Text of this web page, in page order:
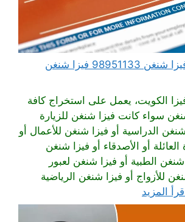
مكتب استخراج فيزا شنغن 98951133 فيزا شنغن
الكويت، يعمل على استخراج كافة
سواء كانت فيزا شنغن للزيارة
الدراسية أو فيزا شنغن للأعمال أو
أو الأصدقاء أو فيزا شنغن
شنغن الطبية أو فيزا شنغن لعبور
للأزواج أو فيزا شنغن الرياضية
المزيد